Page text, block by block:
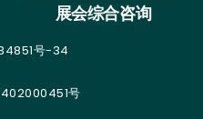
展会综合咨询
号-34
号